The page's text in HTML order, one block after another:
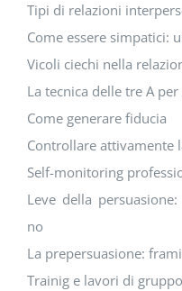
Tipi di relazioni
Come essere simpatici:
Vicoli ciechi nella
La tecnica delle tre A
Come generare fiducia
Controllare attivamente
Self-monitoring
Leve della
no
La prepersuasione:
Trainig e lavori di gruppo